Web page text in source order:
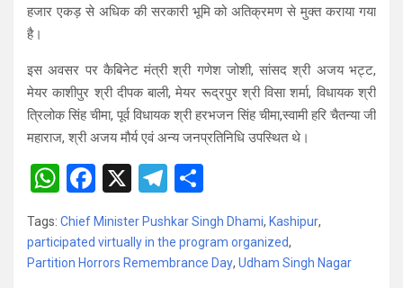
हजार एकड़ से अधिक की सरकारी भूमि को अतिक्रमण से मुक्त कराया गया
है।
इस अवसर पर कैबिनेट मंत्री श्री गणेश जोशी, सांसद श्री अजय भट्ट,
मेयर काशीपुर श्री दीपक बाली, मेयर रूद्रपुर श्री विसा शर्मा, विधायक श्री
त्रिलोक सिंह चीमा, पूर्व विधायक श्री हरभजन सिंह चीमा,स्वामी हरि चैतन्या जी
महाराज, श्री अजय मौर्य एवं अन्य जनप्रतिनिधि उपस्थित थे।
W
h
at
s
F
a
ce
b
X
T
el
e
gr
h
ar
e
Tags: Chief Minister Pushkar Singh Dhami, Kashipur,
participated virtually in the program organized,
Partition Horrors Remembrance Day, Udham Singh Nagar